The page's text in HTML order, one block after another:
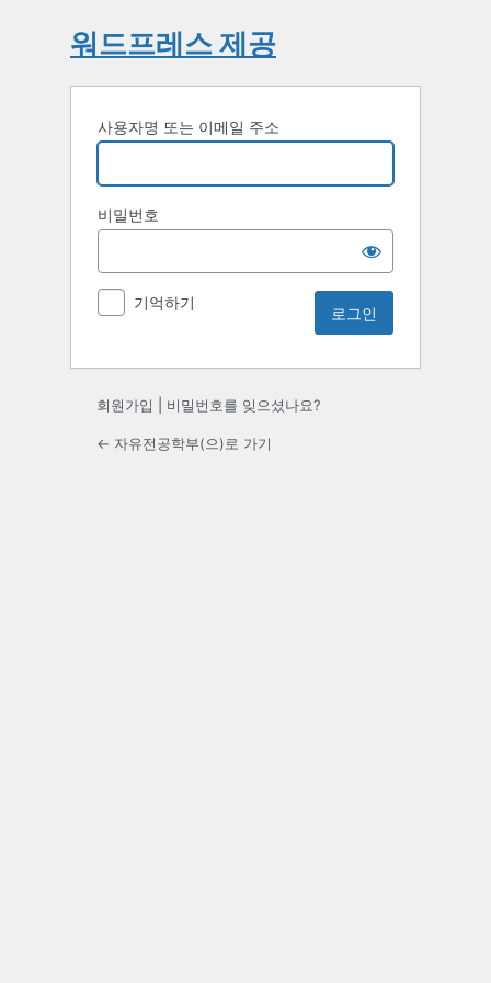
워드프레스 제공
사용자명 또는 이메일 주소
비밀번호
기억하기
회원가입 비밀번호를 잊으셨나요?
← 자유전공학부(으)로 가기